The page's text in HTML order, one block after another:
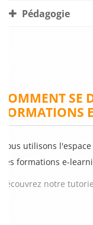
Pédagogie
COMMENT SE
FORMATIONS
Nous utilisons
des formations e-
Découvrez notre